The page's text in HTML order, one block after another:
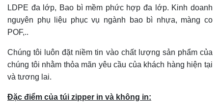
LDPE đa lớp, Bao bì mềm phức hợp đa lớp. Kinh doanh
nguyên phụ liệu phục vụ ngành bao bì nhựa, màng co
POF,..
Chúng tôi luôn đặt niềm tin vào chất lượng sản phẩm của
chúng tôi nhằm thỏa mãn yêu cầu của khách hàng hiện tại
và tương lai.
Đặc điểm của túi zipper in và không in: